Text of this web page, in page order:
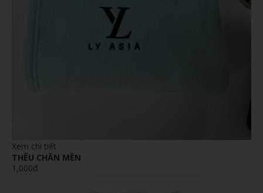
Xem chi tiết
THÊU CHĂN MỀN
1,000đ